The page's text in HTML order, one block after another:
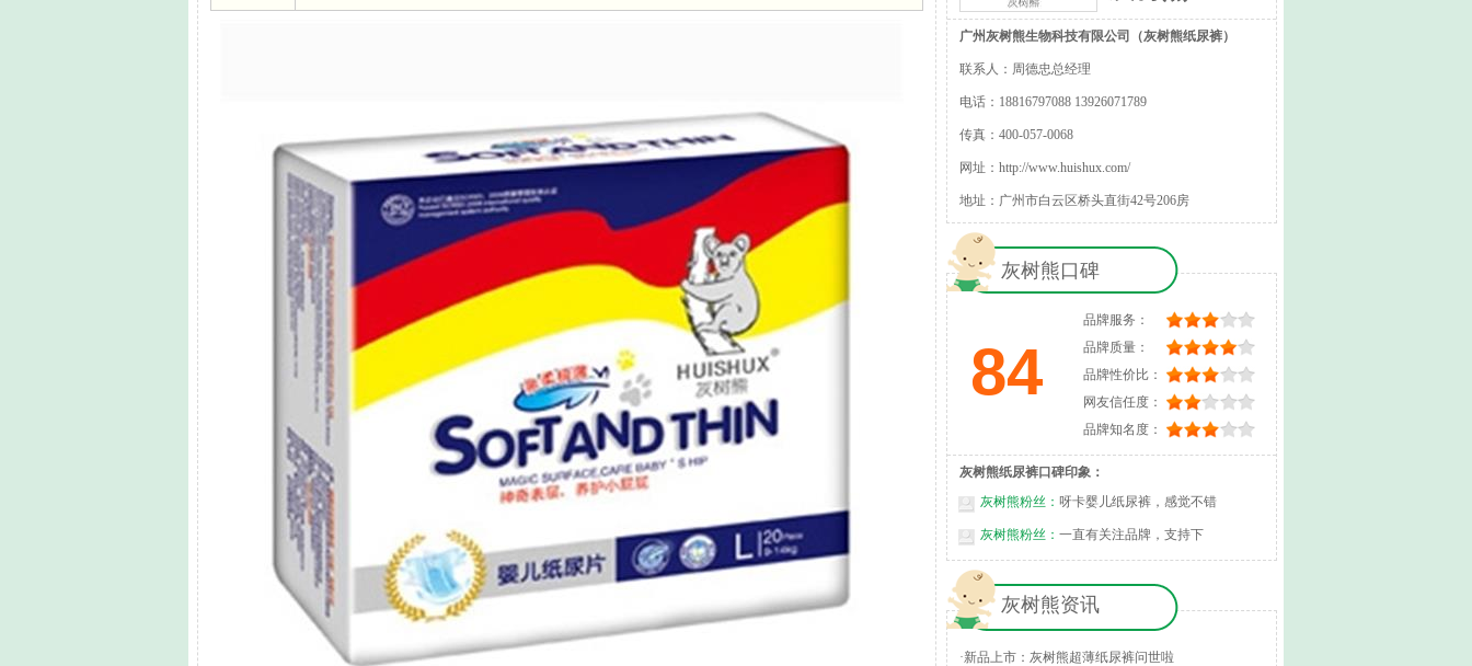
广州灰树熊生物科技有限公司（灰树熊纸尿裤）
联系人：周德忠总经理
电话：18816797088 13926071789
传真：400-057-0068
网址： http://www.huishux.com/
地址：广州市白云区桥头直街42号206房
灰树熊口碑
品牌服务：
品牌质量：
品牌性价比：
网友信任度：
品牌知名度：
84
灰树熊纸尿裤口碑印象：
灰树熊粉丝： 呀卡婴儿纸尿裤，感觉不错
灰树熊粉丝： 一直有关注品牌，支持下
灰树熊资讯
·新品上市：灰树熊超薄纸尿裤问世啦